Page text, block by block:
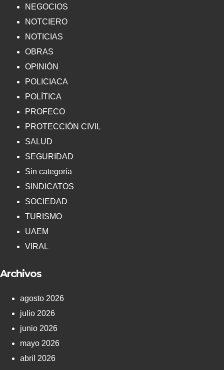
NEGOCIOS
NOTCIERO
NOTICIAS
OBRAS
OPINIÓN
POLICIACA
POLÍTICA
PROFECO
PROTECCIÓN CIVIL
SALUD
SEGURIDAD
Sin categoría
SINDICATOS
SOCIEDAD
TURISMO
UAEM
VIRAL
Archivos
agosto 2026
julio 2026
junio 2026
mayo 2026
abril 2026